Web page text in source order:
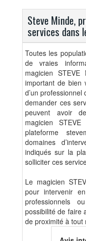
Steve Minde,
services dans
Toutes les
de vraies
magicien
important de bien
d’un
demander ces
peuvent avoir
magicien
plateforme
domaines
indiqués sur la
solliciter ces
Le magicien
pour intervenir
professionnels
possibilité de faire
de proximité à tout